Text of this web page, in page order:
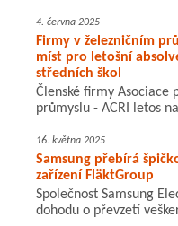
4. června 2025
Firmy v železničním
míst pro letošní
středních škol
Členské firmy Asociace
průmyslu - ACRI letos
16. května 2025
Samsung přebírá
zařízení FläktGroup
Společnost Samsung
dohodu o převzetí